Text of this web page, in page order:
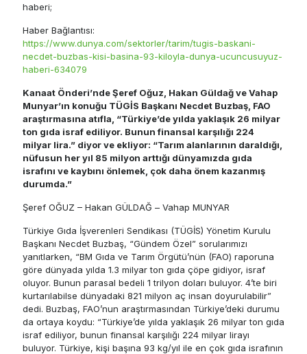
haberi;
Haber Bağlantısı:
https://www.dunya.com/sektorler/tarim/tugis-baskani-
necdet-buzbas-kisi-basina-93-kiloyla-dunya-ucuncusuyuz-
haberi-634079
Kanaat Önderi’nde Şeref Oğuz, Hakan Güldağ ve Vahap
Munyar’ın konuğu TÜGİS Başkanı Necdet Buzbaş, FAO
araştırmasına atıfla, “Türkiye’de yılda yaklaşık 26 milyar
ton gıda israf ediliyor. Bunun finansal karşılığı 224
milyar lira.” diyor ve ekliyor: “Tarım alanlarının daraldığı,
nüfusun her yıl 85 milyon arttığı dünyamızda gıda
israfını ve kaybını önlemek, çok daha önem kazanmış
durumda.”
Şeref OĞUZ – Hakan GÜLDAĞ – Vahap MUNYAR
Türkiye Gıda İşverenleri Sendikası (TÜGİS) Yönetim Kurulu
Başkanı Necdet Buzbaş, “Gündem Özel” sorularımızı
yanıtlarken, “BM Gıda ve Tarım Örgütü’nün (FAO) raporuna
göre dünyada yılda 1.3 milyar ton gıda çöpe gidiyor, israf
oluyor. Bunun parasal bedeli 1 trilyon doları buluyor. 4’te biri
kurtarılabilse dünyadaki 821 milyon aç insan doyurulabilir”
dedi. Buzbaş, FAO’nun araştırmasından Türkiye’deki durumu
da ortaya koydu: “Türkiye’de yılda yaklaşık 26 milyar ton gıda
israf ediliyor, bunun finansal karşılığı 224 milyar lirayı
buluyor. Türkiye, kişi başına 93 kg/yıl ile en çok gıda israfının